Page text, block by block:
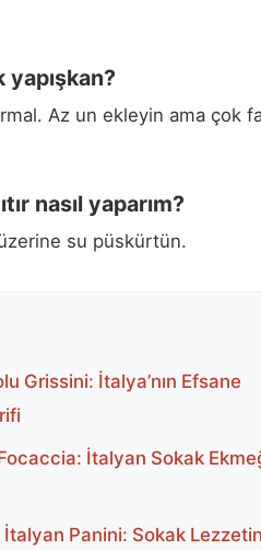
Az un ekleyin ama çok
nasıl yaparım?
üzerine su püskürtün.
Grissini: İtalya’nın Efsane
İtalyan Sokak
İtalyan Panini: Sokak